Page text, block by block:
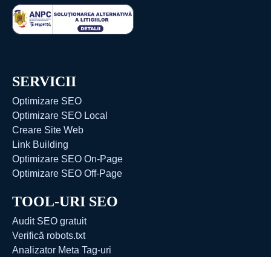
SERVICII
Optimizare SEO
Optimizare SEO Local
Creare Site Web
Link Building
Optimizare SEO On-Page
Optimizare SEO Off-Page
TOOL-URI SEO
Audit SEO gratuit
Verifică robots.txt
Analizator Meta Tag-uri